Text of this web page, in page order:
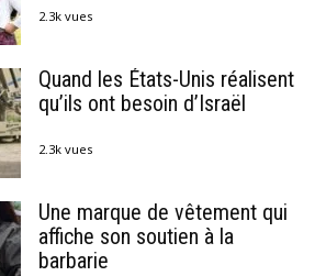
2.3k vues
Quand les États-Unis réalisent
qu’ils ont besoin d’Israël
2.3k vues
Une marque de vêtement qui
affiche son soutien à la
barbarie